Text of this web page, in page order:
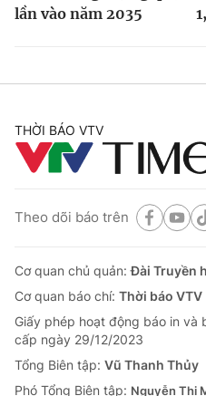
lần vào năm 2035
THỜI BÁO VTV
Theo dõi báo trên
Cơ quan chủ quản:Đài Truyền
Cơ quan báo chí: Thời báo VTV
Giấy phép hoạt động báo in và
cấp ngày 29/12/2023
Tổng Biên tập: Vũ Thanh Thủy
Phó Tổng Biên tập: Nguyễn Thị